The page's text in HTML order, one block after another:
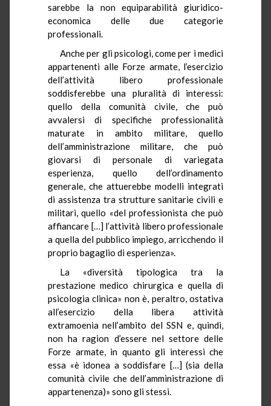
sarebbe la non equiparabilità giuridico-
economica delle due categorie
professionali.
Anche per gli psicologi, come per i medici
appartenenti alle Forze armate, l’esercizio
dell’attività libero professionale
soddisferebbe una pluralità di interessi:
quello della comunità civile, che può
avvalersi di specifiche professionalità
maturate in ambito militare, quello
dell’amministrazione militare, che può
giovarsi di personale di variegata
esperienza, quello dell’ordinamento
generale, che attuerebbe modelli integrati
di assistenza tra strutture sanitarie civili e
militari, quello «del professionista che può
affiancare […] l’attività libero professionale
a quella del pubblico impiego, arricchendo il
proprio bagaglio di esperienza».
La «diversità tipologica tra la
prestazione medico chirurgica e quella di
psicologia clinica» non è, peraltro, ostativa
all’esercizio della libera attività
extramoenia nell’ambito del SSN e, quindi,
non ha ragion d’essere nel settore delle
Forze armate, in quanto gli interessi che
essa «è idonea a soddisfare […] (sia della
comunità civile che dell’amministrazione di
appartenenza)» sono gli stessi.